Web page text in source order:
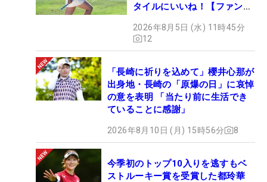
タイルにいいね！【ファンが
2026年8月5日 (水) 11時45分
12
「長崎に祈りを込めて」櫻井心那が
出身地・長崎の「原爆の日」に哀悼
の意を表明 「当たり前に生活でき
ていることに感謝」
2026年8月10日 (月) 15時56分 8
今季初のトップ10入りを逃すもベ
ストルーキー賞を受賞した都玲華